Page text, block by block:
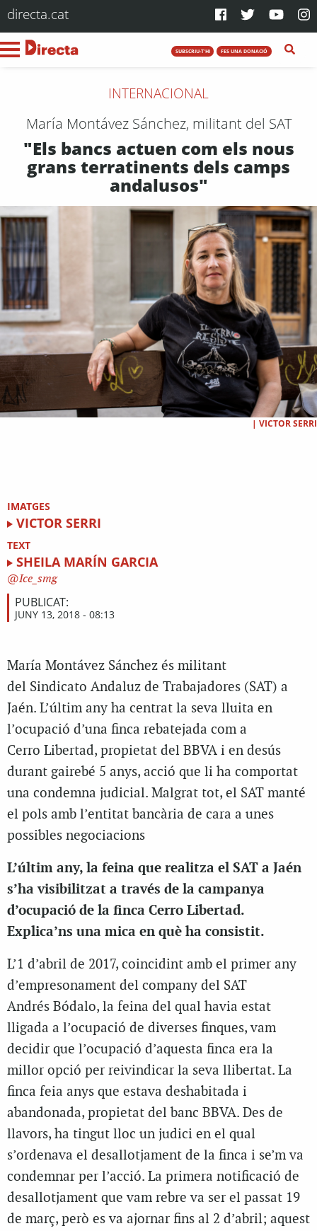
directa.cat
SUBSCRIU-T'HI FES UNA DONACIÓ
INTERNACIONAL
María Montávez Sánchez, militant del SAT
"Els bancs actuen com els nous
grans terratinents dels camps
andalusos"
| VICTOR SERRI
IMATGES
VICTOR SERRI
TEXT
SHEILA MARÍN GARCIA
Ice_smg
PUBLICAT:
JUNY 13, 2018 - 08:13
María Montávez Sánchez és militant
del Sindicato Andaluz de Trabajadores (SAT) a
Jaén. L’últim any ha centrat la seva lluita en
l’ocupació d’una finca rebatejada com a
Cerro Libertad, propietat del BBVA i en desús
durant gairebé 5 anys, acció que li ha comportat
una condemna judicial. Malgrat tot, el SAT manté
el pols amb l’entitat bancària de cara a unes
possibles negociacions
L’últim any, la feina que realitza el SAT a Jaén
s’ha visibilitzat a través de la campanya
d’ocupació de la finca Cerro Libertad.
Explica’ns una mica en què ha consistit.
L’1 d’abril de 2017, coincidint amb el primer any
d’empresonament del company del SAT
Andrés Bódalo, la feina del qual havia estat
lligada a l’ocupació de diverses finques, vam
decidir que l’ocupació d’aquesta finca era la
millor opció per reivindicar la seva llibertat. La
finca feia anys que estava deshabitada i
abandonada, propietat del banc BBVA. Des de
llavors, ha tingut lloc un judici en el qual
s’ordenava el desallotjament de la finca i se’m va
condemnar per l’acció. La primera notificació de
desallotjament que vam rebre va ser el passat 19
de març, però es va ajornar fins al 2 d’abril; aquest